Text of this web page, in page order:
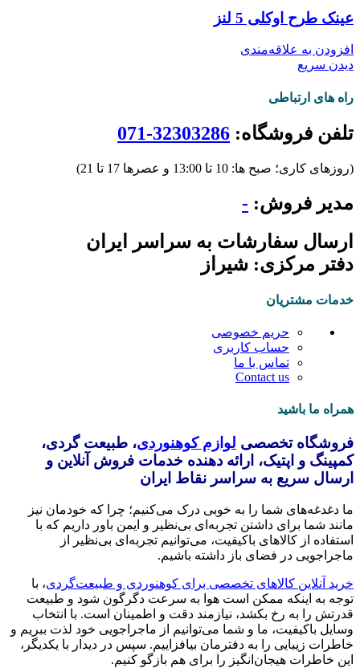
عینک طرح اوکلی 5 لنز
افزودن به علاقه‌مندی
دیدن سریع
راه های ارتباطی
تلفن فروشگاه: 32303286-071
(روزهای کاری؛ صبح ها: 10 تا 13:00 و عصرها 17 تا 21)
مدیر فروش: -
ارسال سفارشات به سراسر ایران
دفتر مرکزی: شیراز
خدمات مشتریان
حریم خصوصی
حساب کاربری
تماس با ما
Contact us
همراه ما باشید
فروشگاه تخصصی لوازم کوهنوردی، طبیعت گردی،
کمپینگ و اپتیک، ارائه دهنده خدمات فروش آنلاین و
ارسال سریع به سراسر نقاط ایران
ما دغدغه‌های شما را به خوبی درک می‌کنیم؛ چرا که خودمان نیز
مانند شما برای داشتن تجربه‌ای بی‌نظیر و ایمن باور داریم که با
استفاده از کالاهای باکیفیت، می‌توانیم تجربه‌ای بی‌نظیر از
ماجراجویی در فضای باز داشته باشیم.
خرید آنلاین کالاهای تخصصی برای کوهنوردی و طبیعت‌گردی، با
توجه به اینکه ممکن است هوا به سرعت دگرگون شود و طبیعت
قدرتش را به رخ بکشد، نیازمند دقت و اطمینان است. با انتخاب
وسایل باکیفیت، ما و شما می‌توانیم از ماجراجویی خود لذت ببریم و
خاطرات زیبایی را به دفترمان بیافزاییم. سپس در دیدار با یکدیگر،
این خاطرات هیجان‌انگیز را برای هم بازگو کنیم.